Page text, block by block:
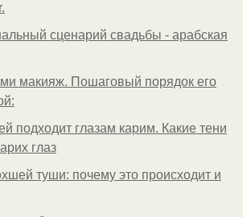
сценарий свадьбы - арабская
макияж. Пошаговый порядок его
подходит глазам карим. Какие тени
глаз
туши: почему это происходит и